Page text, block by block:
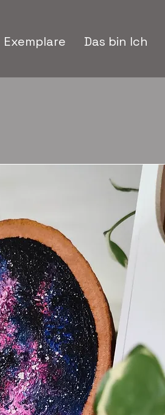
Exemplare Das bin Ich